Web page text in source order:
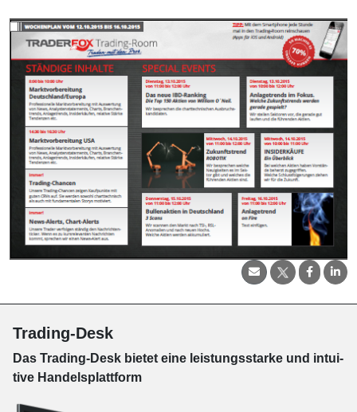
Trading-Desk
Das Trading-Desk bie­tet eine leis­tungs­star­ke und in­tui­
tive Han­dels­platt­form